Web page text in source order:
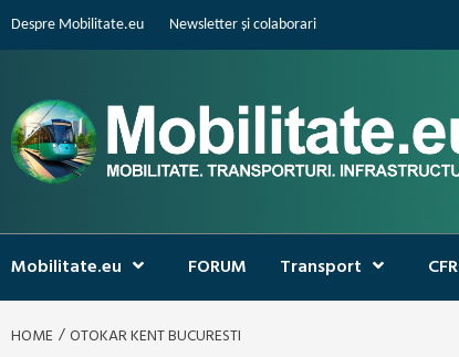
Despre Mobilitate.eu Newsletter și colaborari
Mobilitate.eu FORUM Transport CFR
HOME OTOKAR KENT BUCURESTI